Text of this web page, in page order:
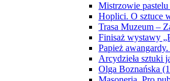
Mistrzowie
Hoplici. O sztuce
Trasa Muzeum –
Finisaż wystawy
Papież
Arcydzieła sztuki
Olga Boznańska